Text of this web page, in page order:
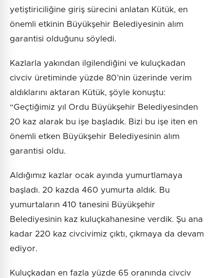
yetiştiriciliğine giriş sürecini anlatan Kütük, en
önemli etkinin Büyükşehir Belediyesinin alım
garantisi olduğunu söyledi.
Kazlarla yakından ilgilendiğini ve kuluçkadan
civciv üretiminde yüzde 80’nin üzerinde verim
aldıklarını aktaran Kütük, şöyle konuştu:
“Geçtiğimiz yıl Ordu Büyükşehir Belediyesinden
20 kaz alarak bu işe başladık. Bizi bu işe iten en
önemli etken Büyükşehir Belediyesinin alım
garantisi oldu.
Aldığımız kazlar ocak ayında yumurtlamaya
başladı. 20 kazda 460 yumurta aldık. Bu
yumurtaların 410 tanesini Büyükşehir
Belediyesinin kaz kuluçkahanesine verdik. Şu ana
kadar 220 kaz civcivimiz çıktı, çıkmaya da devam
ediyor.
Kuluçkadan en fazla yüzde 65 oranında civciv